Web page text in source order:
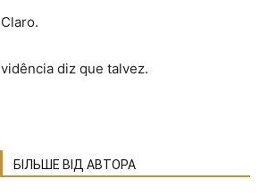
diz que talvez.
БІЛЬШЕ ВІД АВТОРА